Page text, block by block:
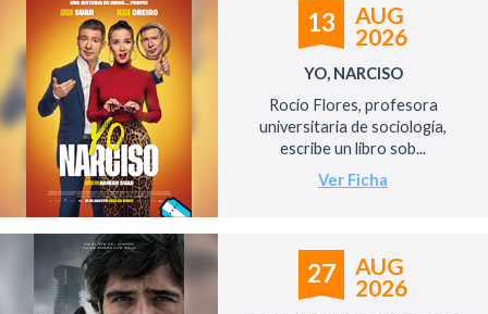
13
AUG
2026
YO, NARCISO
Rocío Flores, profesora
universitaria de sociología,
escribe un libro sob...
Ver Ficha
27
AUG
2026